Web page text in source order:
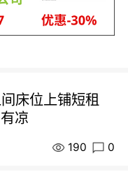
床位上铺短租
凉
190 0